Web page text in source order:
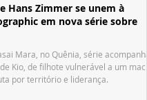
Hans Zimmer se unem à
em nova série sobre
Mara, no Quênia, série acompanha
Kio, de filhote vulnerável a um
por território e liderança.